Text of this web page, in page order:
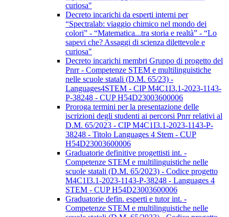
curiosa"
Decreto incarichi da esperti interni per
“Spectralab: viaggio chimico nel mondo dei
colori” - “Matematica...tra storia e realtà” - “Lo
sapevi che? Assaggi di scienza dilettevole e
curiosa"
Decreto incarichi membri Gruppo di progetto del
Pnrr - Competenze STEM e multilinguistiche
nelle scuole statali (D.M. 65/23) -
Languages4STEM - CIP M4C1I3.1-2023-1143-
P-38248 - CUP H54D23003600006
Proroga termini per la presentazione delle
iscrizioni degli studenti ai percorsi Pnrr relativi al
D.M. 65/2023 - CIP M4C1I3.1-2023-1143-P-
38248 - Titolo Languages 4 Stem - CUP
H54D23003600006
Graduatorie definitive progettisti int. -
Competenze STEM e multilinguistiche nelle
scuole statali (D.M. 65/2023) - Codice progetto
M4C1I3.1-2023-1143-P-38248 - Languages 4
STEM - CUP H54D23003600006
Graduatorie defin. esperti e tutor int. -
Competenze STEM e multilinguistiche nelle